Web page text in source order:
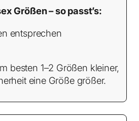
Größen – so passt’s:
entsprechen
besten 1–2 Größen kleiner,
eine Größe größer.